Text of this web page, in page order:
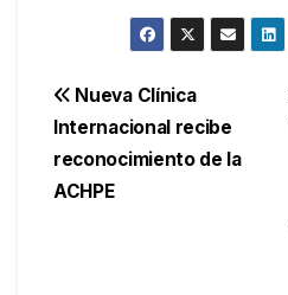
Navegación
de
entradas
Nueva Clínica
Internacional recibe
reconocimiento de la
ACHPE